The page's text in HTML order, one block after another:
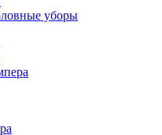
уборы